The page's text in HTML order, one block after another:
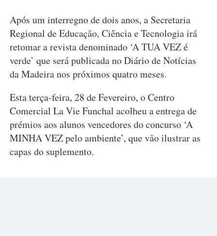
Após um interregno de dois anos, a Secretaria
Regional de Educação, Ciência e Tecnologia irá
retomar a revista denominado ‘A TUA VEZ é
verde’ que será publicada no Diário de Notícias
da Madeira nos próximos quatro meses.
Esta terça-feira, 28 de Fevereiro, o Centro
Comercial La Vie Funchal acolheu a entrega de
prémios aos alunos vencedores do concurso ‘A
MINHA VEZ pelo ambiente’, que vão ilustrar as
capas do suplemento.